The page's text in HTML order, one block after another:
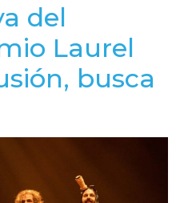
del
Laurel
busca